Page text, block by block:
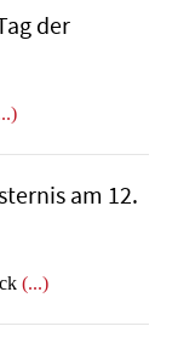
der
am 12.
(...)